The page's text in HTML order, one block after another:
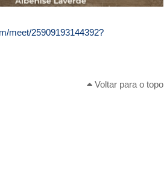
meet/25909193144392?
Voltar para o topo